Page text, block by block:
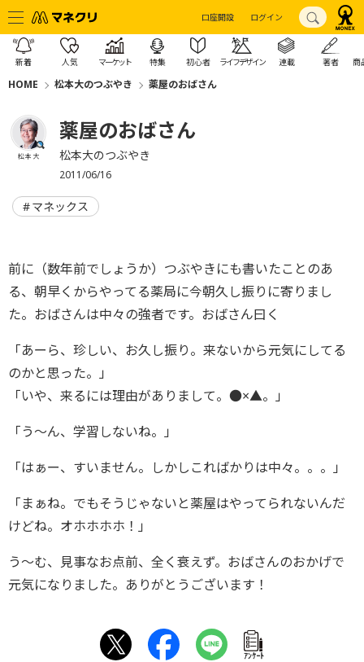
口座開設 ログイン
新着 人気 マーケット 特集 初心者 ライフデザイン 連載 著者 商
HOME 松本大のつぶやき 薬屋のおばさん
松本 大
薬屋のおばさん
松本大のつぶやき
2011/06/16
マネックス
前に（数年前でしょうか）つぶやきにも書いたことのあ
る、朝早くからやってる薬局に今朝久し振りに寄りまし
た。おばさんは中々の強者です。おばさん曰く
「あーら、珍しい、お久し振り。来ないから元気にしてる
のかと思った。」
「いや、来るには理由がありまして。●×▲。」
「う～ん、学習しないね。」
「はぁー、すいません。しかしこればかりは中々。。。」
「まぁね。でもそうじゃないと薬屋はやってられないんだ
けどね。オホホホホ！」
う～む、見事なお点前、全く衰えず。おばさんのおかげで
元気になりました。ありがとうございます！
ｱﾝｹｰﾄ